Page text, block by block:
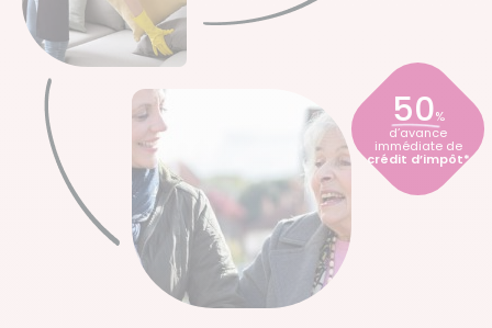
50%
d’avance
immédiate de
crédit d’impôt*